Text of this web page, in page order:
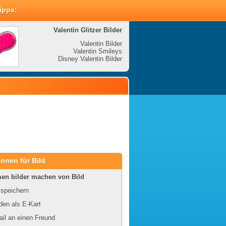
Valentin Glitzer Bilder
Valentin Bilder
Valentin Smileys
Disney Valentin Bilder
für Bild
bilder machen von Bild
als E-Kart
an einen Freund